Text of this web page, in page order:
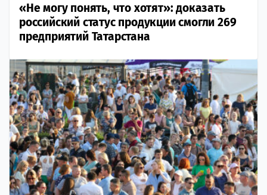
«Не могу понять, что хотят»: доказать
российский статус продукции смогли 269
предприятий Татарстана